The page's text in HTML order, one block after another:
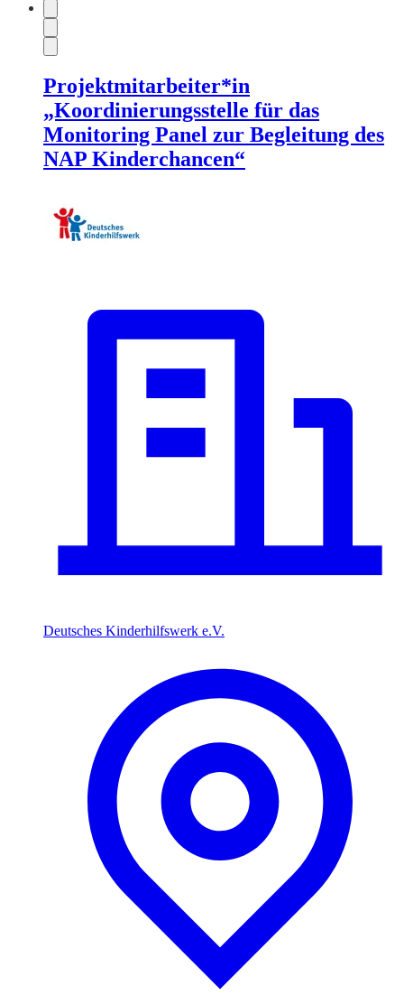
Projektmitarbeiter*in
„Koordinierungsstelle für das
Monitoring Panel zur Begleitung des
NAP Kinderchancen“
Deutsches Kinderhilfswerk e.V.